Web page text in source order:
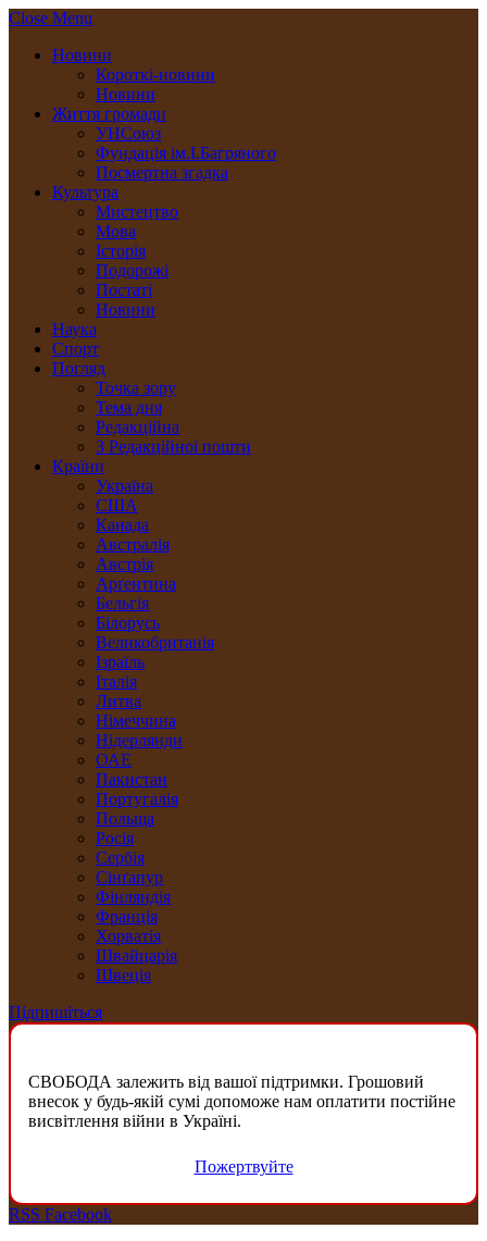
Close Menu
Новини
Короткі-новини
Новини
Життя громади
УНСоюз
Фундація ім.І.Багряного
Посмертна згадка
Культура
Мистецтво
Мова
Історія
Подорожі
Постаті
Новини
Наука
Спорт
Погляд
Точка зору
Тема дня
Редакційна
З Редакційної пошти
Країни
Україна
США
Канада
Австралія
Австрія
Арґентина
Бельгія
Білорусь
Великобританія
Ізраїль
Італія
Литва
Німеччина
Нідерлянди
ОАЕ
Пакистан
Португалія
Польща
Росія
Сербія
Сінґапур
Фінляндія
Франція
Хорватія
Швайцарія
Швеція
Підпишіться
СВОБОДА залежить від вашої підтримки. Грошовий
внесок у будь-якій сумі допоможе нам оплатити постійне
висвітлення війни в Україні.
Пожертвуйте
RSS Facebook